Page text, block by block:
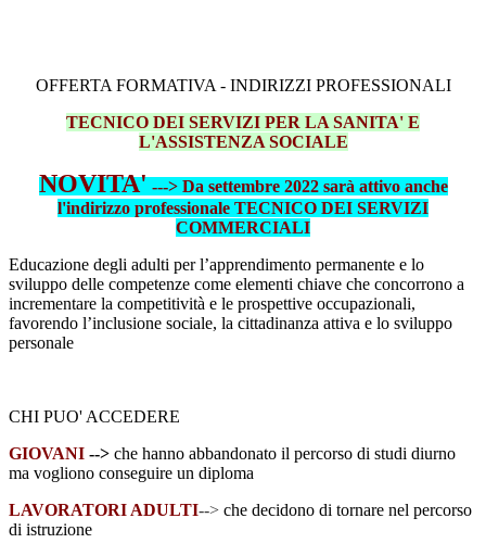
OFFERTA FORMATIVA - INDIRIZZI PROFESSIONALI
TECNICO DEI SERVIZI PER LA SANITA' E
L'ASSISTENZA SOCIALE
NOVITA' ---> Da settembre 2022 sarà attivo anche
l'indirizzo professionale TECNICO DEI SERVIZI
COMMERCIALI
Educazione degli adulti per l’apprendimento permanente e lo
sviluppo delle competenze come elementi chiave che concorrono a
incrementare la competitività e le prospettive occupazionali,
favorendo l’inclusione sociale, la cittadinanza attiva e lo sviluppo
personale
CHI PUO' ACCEDERE
GIOVANI --> che hanno abbandonato il percorso di studi diurno
ma vogliono conseguire un diploma
LAVORATORI ADULTI--> che decidono di tornare nel percorso
di istruzione